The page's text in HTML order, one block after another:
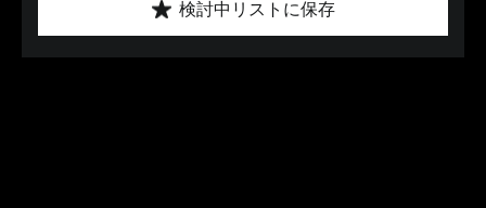
検討中リストに保存